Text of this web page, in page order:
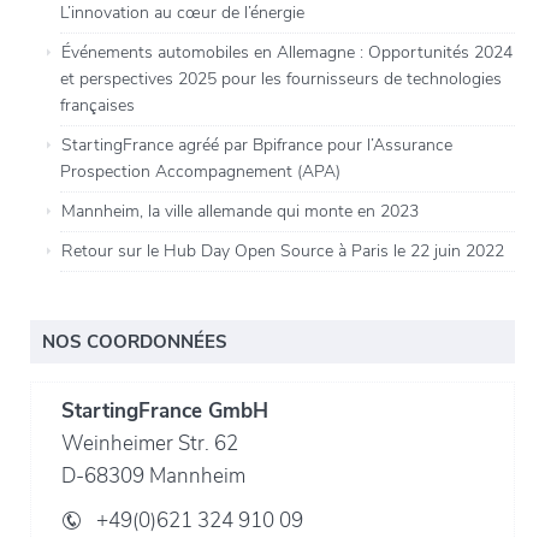
L’innovation au cœur de l’énergie
Événements automobiles en Allemagne : Opportunités 2024
et perspectives 2025 pour les fournisseurs de technologies
françaises
StartingFrance agréé par Bpifrance pour l’Assurance
Prospection Accompagnement (APA)
Mannheim, la ville allemande qui monte en 2023
Retour sur le Hub Day Open Source à Paris le 22 juin 2022
NOS COORDONNÉES
StartingFrance GmbH
Weinheimer Str. 62
D-68309 Mannheim
+49(0)621 324 910 09